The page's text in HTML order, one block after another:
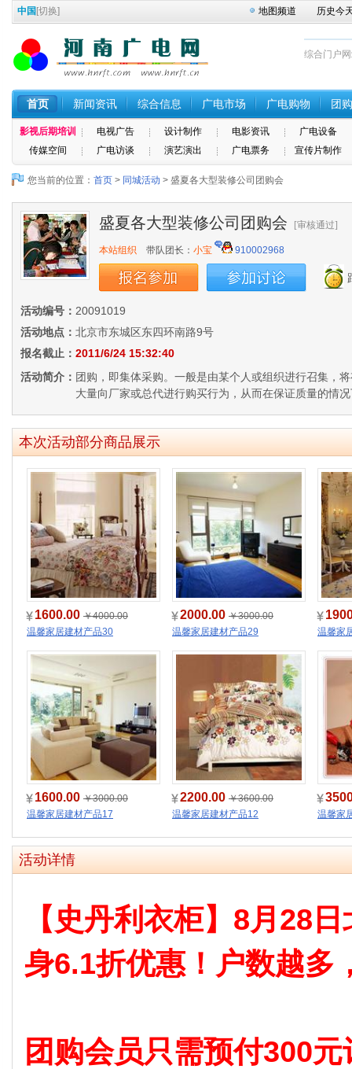
中国 [切换] 地图频道 历史今
综合门户
首页 新闻资讯 综合信息 广电市场 广电购物 团
影视后期培训 电视广告 设计制作 电影资讯
广电设备
传媒空间
广电访谈 演艺演出 广电票务 宣传片制作
您当前的位置： 首页 > 同城活动 > 盛夏各大型装修公司团购会
盛夏各大型装修公司团购会 [审核通过]
本站组织 带队团长： 小宝 910002968
活动编号： 20091019
活动地点： 北京市东城区东四环南路9号
报名截止： 2011/6/24 15:32:40
活动简介： 团购，即集体采购。一般是由某个人或组织进行召集，
大量向厂家或总代进行购买行为，从而在保证质量的情
本次活动部分商品展示
1600.00 ￥4000.00
温馨家居建材产品30
2000.00 ￥3000.00
温馨家居建材产品29
温馨家
1600.00 ￥3000.00
温馨家居建材产品17
2200.00 ￥3600.00
温馨家居建材产品12
温馨家
活动详情
【史丹利衣柜】8月28
身6.1折优惠！户数越多
团购会员只需预付300